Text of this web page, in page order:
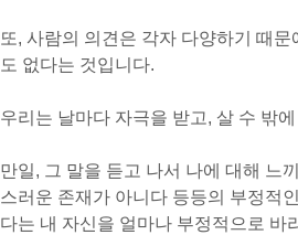
또, 사람의 의견은 각자 다양하기 때
도 없다는 것입니다.
우리는 날마다 자극을 받고, 살 수 밖
만일, 그 말을 듣고 나서 나에 대해 느
스러운 존재가 아니다 등등의 부정적
다는 내 자신을 얼마나 부정적으로 바